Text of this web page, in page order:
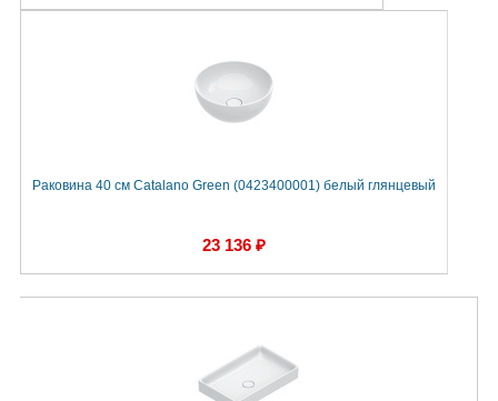
Раковина 40 см Catalano Green (0423400001) белый глянцевый
23 136 ₽